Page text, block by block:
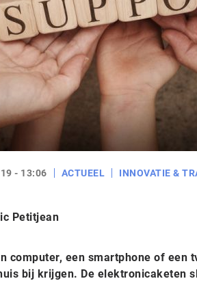
- 13:06 ACTUEEL INNOVATIE &
Petitjean
computer, een smartphone of een
bij krijgen. De elektronicaketen